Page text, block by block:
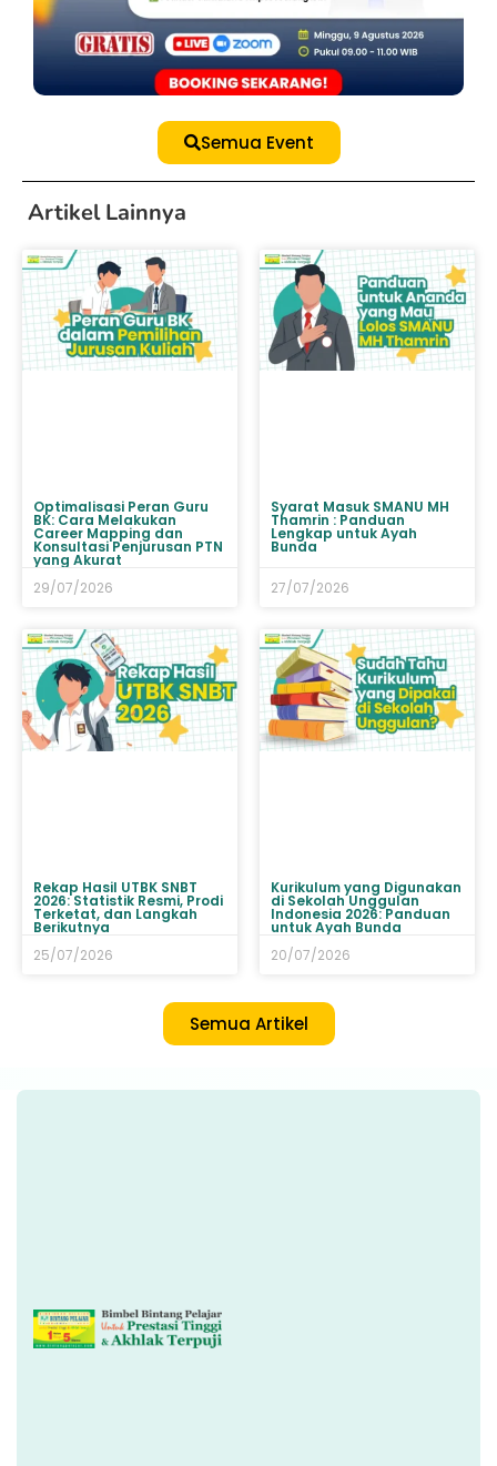
Semua Event
Artikel Lainnya
Optimalisasi Peran Guru
BK: Cara Melakukan
Career Mapping dan
Konsultasi Penjurusan PTN
yang Akurat
29/07/2026
Syarat Masuk SMANU MH
Thamrin : Panduan
Lengkap untuk Ayah
Bunda
27/07/2026
Rekap Hasil UTBK SNBT
2026: Statistik Resmi, Prodi
Terketat, dan Langkah
Berikutnya
25/07/2026
Kurikulum yang Digunakan
di Sekolah Unggulan
Indonesia 2026: Panduan
untuk Ayah Bunda
20/07/2026
Semua Artikel